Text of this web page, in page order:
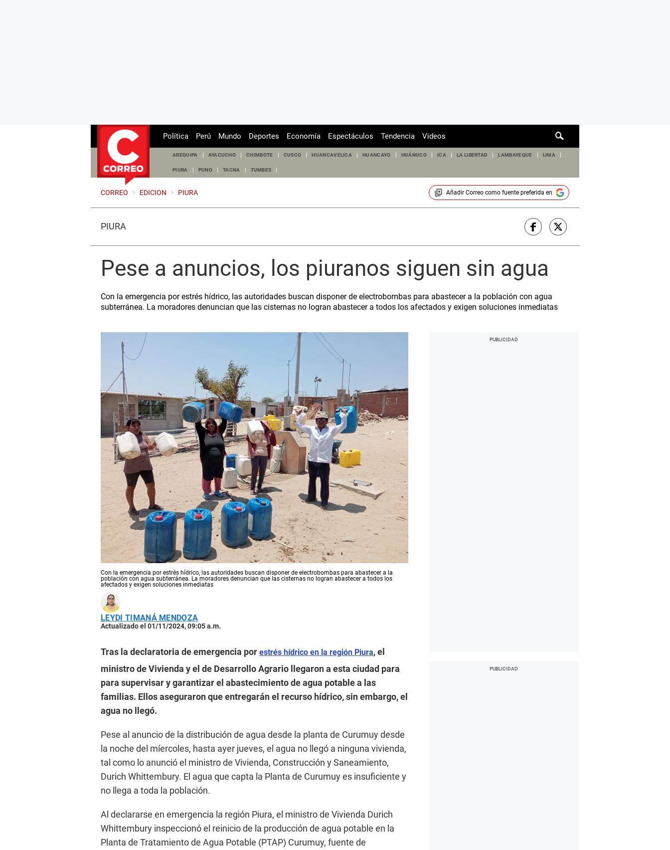
de
Política Perú Mundo Deportes Economía Espectáculos Tendencia Videos
AREQUIPA AYACUCHO CHIMBOTE CUSCO HUANCAVELICA HUANCAYO HUÁNUCO ICA LA LIBERTAD LAMBAYEQUE LIMA
PIURA PUNO TACNA TUMBES
CORREO > EDICION > PIURA Añadir Correocomo fuente preferida en
PIURA
Pese a anuncios, los piuranos siguen sin agua
Con la emergencia por estrés hídrico, las autoridades buscan disponer de electrobombas para abastecer a la población con agua
subterránea. La moradores denuncian que las cisternas no logran abastecer a todos los afectados y exigen soluciones inmediatas
Con la emergencia por estrés hídrico, las autoridades buscan disponer de electrobombas para abastecer a la
población con agua subterránea. La moradores denuncian que las cisternas no logran abastecer a todos los
afectados y exigen soluciones inmediatas
LEYDI TIMANÁ MENDOZA
Actualizado el 01/11/2024, 09:05 a.m.
Tras la declaratoria de emergencia por estrés hídrico en la región Piura, el
ministro de Vivienda y el de Desarrollo Agrario llegaron a esta ciudad para
para supervisar y garantizar el abastecimiento de agua potable a las
familias. Ellos aseguraron que entregarán el recurso hídrico, sin embargo, el
agua no llegó.
Pese al anuncio de la distribución de agua desde la planta de Curumuy desde
la noche del míercoles, hasta ayer jueves, el agua no llegó a ninguna vivienda,
tal como lo anunció el ministro de Vivienda, Construcción y Saneamiento,
Durich Whittembury. El agua que capta la Planta de Curumuy es insuficiente y
no llega a toda la población.
Al declararse en emergencia la región Piura, el ministro de Vivienda Durich
Whittembury inspeccionó el reinicio de la producción de agua potable en la
Planta de Tratamiento de Agua Potable (PTAP) Curumuy, fuente de